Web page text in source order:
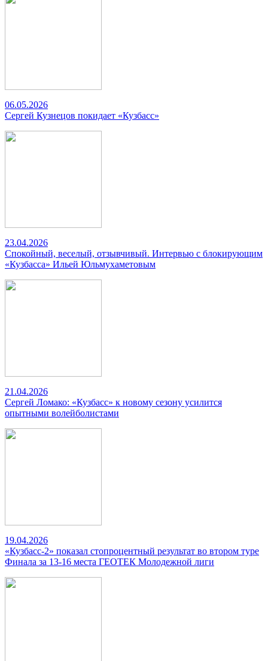
06.05.2026
Сергей Кузнецов покидает «Кузбасс»
23.04.2026
Спокойный, веселый, отзывчивый. Интервью с блокирующим
«Кузбасса» Ильей Юльмухаметовым
21.04.2026
Сергей Ломако: «Кузбасс» к новому сезону усилится
опытными волейболистами
19.04.2026
«Кузбасс-2» показал стопроцентный результат во втором туре
Финала за 13-16 места ГЕОТЕК Молодежной лиги